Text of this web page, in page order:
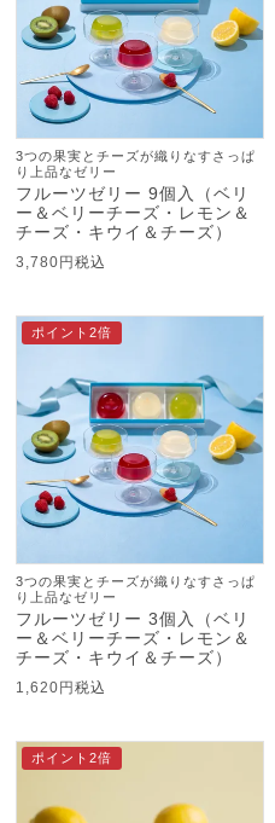
3つの果実とチーズが織りなすさっぱ
り上品なゼリー
フルーツゼリー 9個入（ベリ
ー＆ベリーチーズ・レモン＆
チーズ・キウイ＆チーズ）
3,780 税込
ポイント2倍
3つの果実とチーズが織りなすさっぱ
り上品なゼリー
フルーツゼリー 3個入（ベリ
ー＆ベリーチーズ・レモン＆
チーズ・キウイ＆チーズ）
1,620 税込
ポイント2倍